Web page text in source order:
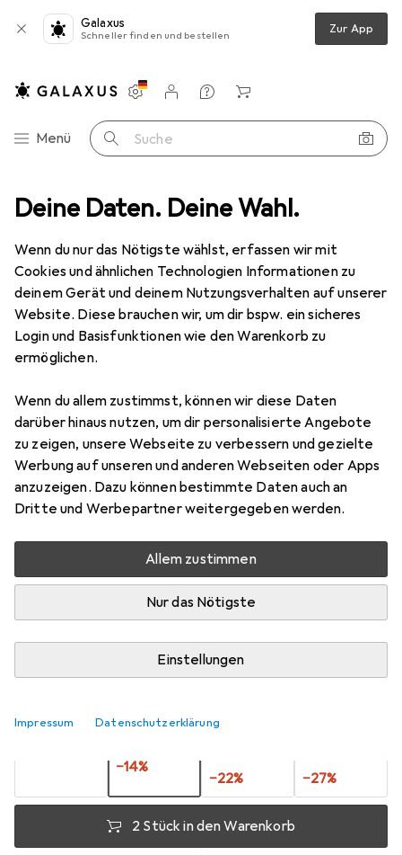
Deine Daten. Deine Wahl.
Wenn du nur das Nötigste wählst, erfassen wir mit
Cookies und ähnlichen Technologien Informationen zu
deinem Gerät und deinem Nutzungsverhalten auf unserer
Website. Diese brauchen wir, um dir bspw. ein sicheres
Login und Basisfunktionen wie den Warenkorb zu
ermöglichen.
Wenn du allem zustimmst, können wir diese Daten
darüber hinaus nutzen, um dir personalisierte Angebote
zu zeigen, unsere Webseite zu verbessern und gezielte
Werbung auf unseren und anderen Webseiten oder Apps
anzuzeigen. Dazu können bestimmte Daten auch an
Dritte und Werbepartner weitergegeben werden.
Allem zustimmen
Nur das Nötigste
Einstellungen
Impressum Datenschutzerklärung
Galaxus
Schneller finden und bestellen Zur App
Navigation nach Kategorien
Menü Suche
Einstellungen
Kundenkonto
Vergleichslisten
Merklisten
Warenkorb
Pinsel Italeri IT Rund-Pinsel 0/10 Kunsthaar Braun (1)
MENGENRABATT
Braun (1)
Preis in EUR inkl. MwSt.
EUR
3,31 SpareEUR
1,08
Bewertungen
Mehr von Italeri
Zwischen Mi, 19.8. und Fr, 21.8. geliefert
Mehr als 10 Stück an Lager beim Lieferanten
Benachrichtigen, wenn schneller verfügbar
1 Stück
2 Stück
−14%
3 Stück
−22% −27%
2 Stück in den Warenkorb